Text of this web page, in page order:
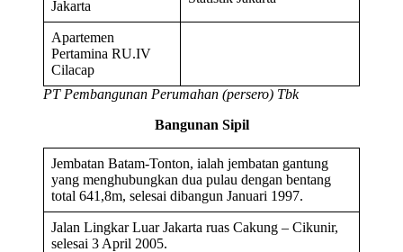
Jakarta
Apartemen
Pertamina RU.IV
Cilacap
PT Pembangunan Perumahan (persero) Tbk
Bangunan Sipil
Jembatan Batam-Tonton, ialah jembatan gantung
yang menghubungkan dua pulau dengan bentang
total 641,8m, selesai dibangun Januari 1997.
Jalan Lingkar Luar Jakarta ruas Cakung – Cikunir,
selesai 3 April 2005.